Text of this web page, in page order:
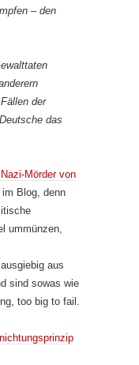
– den
der
das
Mörder von
Blog, denn
ummünzen,
aus
sind sowas wie
too big to fail.